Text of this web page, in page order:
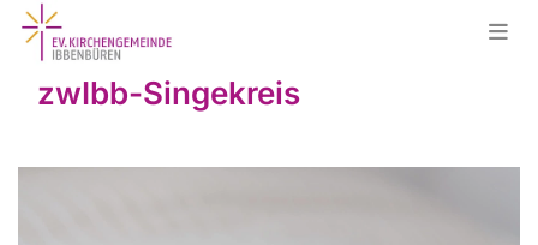
zwIbb-Singekreis